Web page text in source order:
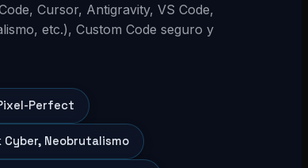
Cursor, Antigravity, VS Code,
etc.), Custom Code seguro y
Perfect
Cyber, Neobrutalismo